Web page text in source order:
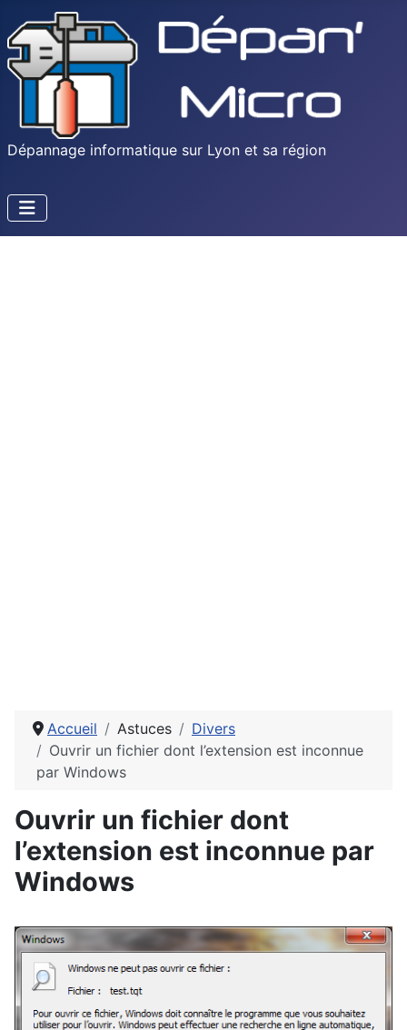
Dépannage informatique sur Lyon et sa région
Accueil Astuces
Divers
Ouvrir un fichier dont l’extension est inconnue
par Windows
Ouvrir un fichier dont
l’extension est inconnue par
Windows